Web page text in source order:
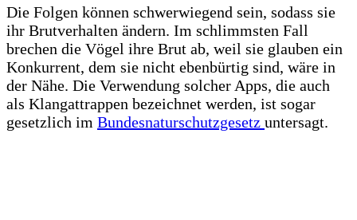
Die Folgen können schwerwiegend sein, sodass sie
ihr Brutverhalten ändern. Im schlimmsten Fall
brechen die Vögel ihre Brut ab, weil sie glauben ein
Konkurrent, dem sie nicht ebenbürtig sind, wäre in
der Nähe. Die Verwendung solcher Apps, die auch
als Klangattrappen bezeichnet werden, ist sogar
gesetzlich im Bundesnaturschutzgesetz untersagt.